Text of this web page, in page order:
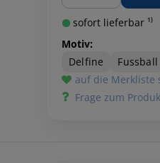
sofort lieferbar ¹⁾
Motiv:
Delfine
Fussball
auf die Merkliste
Frage zum